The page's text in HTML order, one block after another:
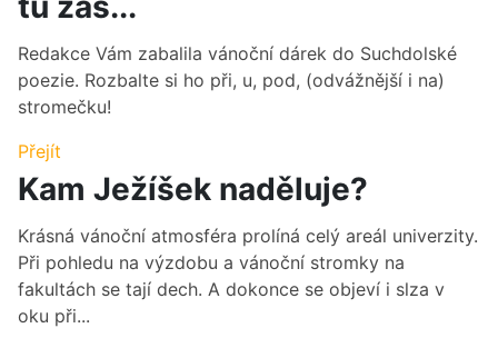
Redakce Vám zabalila vánoční dárek do Suchdolské
poezie. Rozbalte si ho při, u, pod, (odvážnější i na)
stromečku!
Přejít
Kam Ježíšek naděluje?
Krásná vánoční atmosféra prolíná celý areál univerzity.
Při pohledu na výzdobu a vánoční stromky na
fakultách se tají dech. A dokonce se objeví i slza v
oku při...